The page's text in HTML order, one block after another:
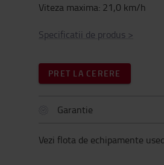
Viteza maxima: 21,0 km/h
Specificatii de produs >
PRET LA CERERE
Garantie
Vezi flota de echipamente